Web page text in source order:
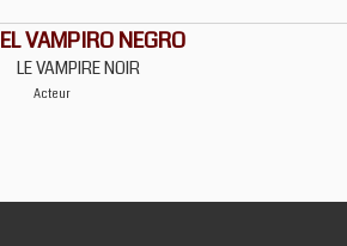
EL VAMPIRO NEGRO
LE VAMPIRE NOIR
Acteur